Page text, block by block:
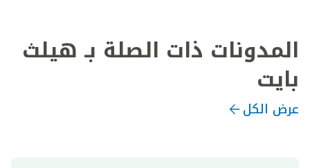
المدونات ذات الصلة بـ هيلث
بايت
عرض الكل